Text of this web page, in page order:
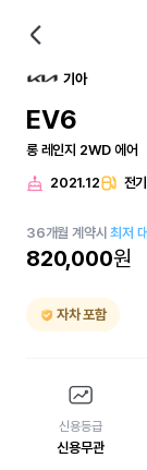
기아
EV6
롱 레인지 2WD 에어
2021.12 전기
36개월 계약시최저
820,000원
자차 포함
신용등급
신용무관